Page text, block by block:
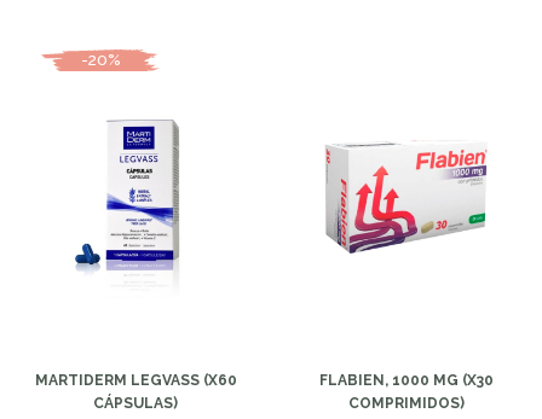
-20%
MARTIDERM LEGVASS (X60
CÁPSULAS)
FLABIEN, 1000 MG (X30
COMPRIMIDOS)